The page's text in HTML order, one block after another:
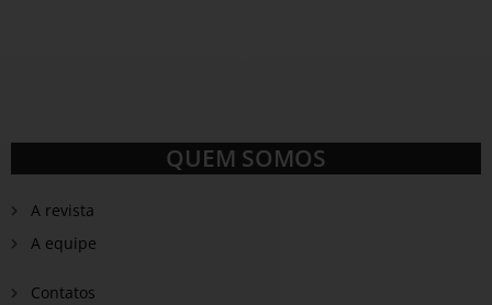
QUEM SOMOS
A revista
A equipe
Contatos